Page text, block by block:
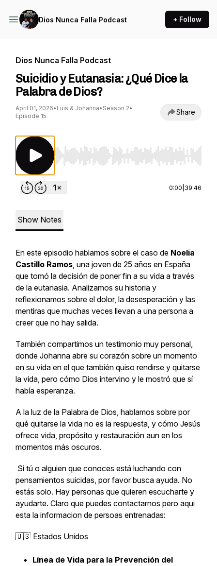
Dios Nunca Falla Podcast + Follow
Dios Nunca Falla Podcast
Suicidio y Eutanasia: ¿Qué Dice la
Palabra de Dios?
April 01, 2026• Luis & Johanna• Season 2•
Episode 15
Share
Use Left/Right to seek, Home/End to jump
0:00 39:46
Show Notes
En este episodio hablamos sobre el caso de Noelia
Castillo Ramos, una joven de 25 años en España
que tomó la decisión de poner fin a su vida a través
de la eutanasia. Analizamos su historia y
reflexionamos sobre el dolor, la desesperación y las
mentiras que muchas veces llevan a una persona a
creer que no hay salida.
También compartimos un testimonio muy personal,
donde Johanna abre su corazón sobre un momento
en su vida en el que también quiso rendirse y quitarse
la vida, pero cómo Dios intervino y le mostró que sí
había esperanza.
A la luz de la Palabra de Dios, hablamos sobre por
qué quitarse la vida no es la respuesta, y cómo Jesús
ofrece vida, propósito y restauración aun en los
momentos más oscuros.
Si tú o alguien que conoces está luchando con
pensamientos suicidas, por favor busca ayuda. No
estás solo. Hay personas que quieren escucharte y
ayudarte. Claro que puedes contactarnos pero aqui
esta la informacion de persoas entrenadas:
🇺🇸 Estados Unidos
Línea de Vida para la Prevención del